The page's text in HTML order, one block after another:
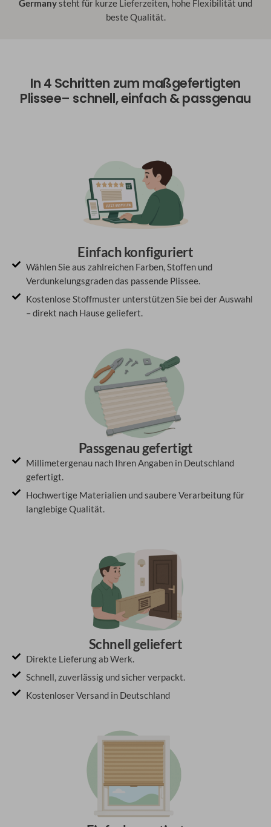
Germanysteht für kurze Lieferzeiten, hohe Flexibilität und
beste Qualität.
In 4 Schritten zum maßgefertigten
Plissee– schnell, einfach & passgenau
Einfach konfiguriert
Wählen Sie aus zahlreichen Farben, Stoffen und
Verdunkelungsgraden das passende Plissee.
Kostenlose Stoffmuster unterstützen Sie bei der Auswahl
– direkt nach Hause geliefert.
Passgenau gefertigt
Millimetergenau nach Ihren Angaben in Deutschland
gefertigt.
Hochwertige Materialien und saubere Verarbeitung für
langlebige Qualität.
Schnell geliefert
Direkte Lieferung ab Werk.
Schnell, zuverlässig und sicher verpackt.
Kostenloser Versand in Deutschland